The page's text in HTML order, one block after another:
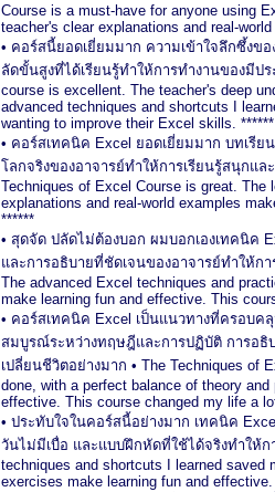
Course is a must-have for anyone using
teacher's clear explanations and real-
• คอร์สนี้ยอดเยี่ยมมาก ความเข้าใจลึกซึ้งข
ลัดขั้นสูงที่ได้เรียนรู้ทำให้การทำงานของมี
course is excellent. The teacher's deep
advanced techniques and shortcuts I
wanting to improve their Excel skills. ******
• คอร์สเทคนิค Excel ยอดเยี่ยมมาก บทเรีย
โลกจริงของอาจารย์ทำให้การเรียนรู้สนุก
Techniques of Excel Course is great.
explanations and real-world examples
******
• สุดจัด ปลัดไม่ต้องบอก ผมบอกเองเทคนิค
และการอธิบายที่ชัดเจนของอาจารย์ทำให้
The advanced Excel techniques and
make learning fun and effective. This
• คอร์สเทคนิค Excel เป็นแนวทางที่ครอบค
สมบูรณ์ระหว่างทฤษฎีและการปฏิบัติ การอธิ
เปลี่ยนชีวิตอย่างมาก • The Techniques of
done, with a perfect balance of theory
effective. This course changed my life a
• ประทับใจในคอร์สนี้อย่างมาก เทคนิค
วันไม่มีเบื่อ และแบบฝึกหัดที่ใช้ได้จริงทำให้ก
techniques and shortcuts I learned saved
exercises make learning fun and